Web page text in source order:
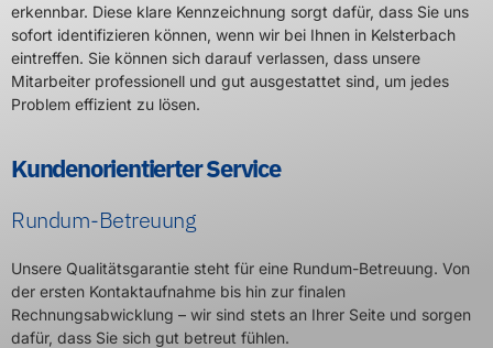
erkennbar. Diese klare Kennzeichnung sorgt dafür, dass Sie uns
sofort identifizieren können, wenn wir bei Ihnen in Kelsterbach
eintreffen. Sie können sich darauf verlassen, dass unsere
Mitarbeiter professionell und gut ausgestattet sind, um jedes
Problem effizient zu lösen.
Kundenorientierter Service
Rundum-Betreuung
Unsere Qualitätsgarantie steht für eine Rundum-Betreuung. Von
der ersten Kontaktaufnahme bis hin zur finalen
Rechnungsabwicklung – wir sind stets an Ihrer Seite und sorgen
dafür, dass Sie sich gut betreut fühlen.